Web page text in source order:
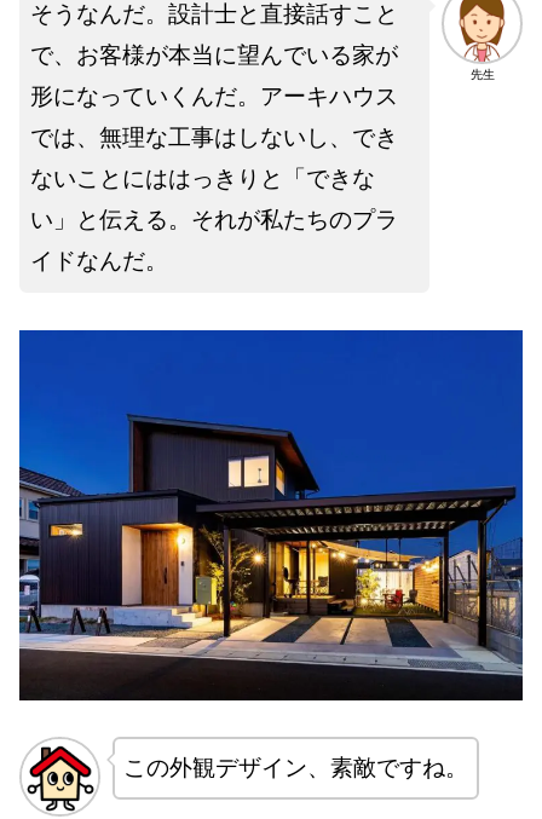
先生
そうなんだ。設計士と直接話すこと
で、お客様が本当に望んでいる家が
形になっていくんだ。アーキハウス
では、無理な工事はしないし、でき
ないことにははっきりと「できな
い」と伝える。それが私たちのプラ
イドなんだ。
この外観デザイン、素敵ですね。